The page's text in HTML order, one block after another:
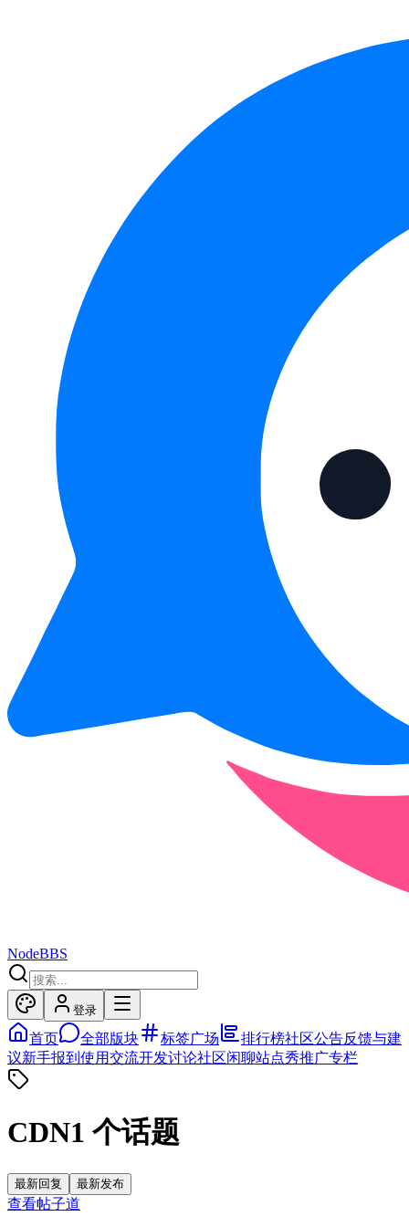
NodeBBS
登录
首页 全部版块 标签广场 排行榜社区公告反馈与建
议新手报到 使用交流开发讨论社区闲聊站点秀推广专栏
CDN1 个话题
最新回复 最新发布
查看帖子道